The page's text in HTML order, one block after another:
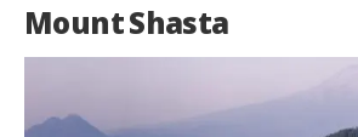
Mount Shasta